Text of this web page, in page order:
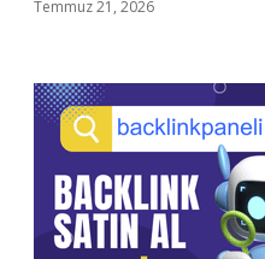
Temmuz 21, 2026